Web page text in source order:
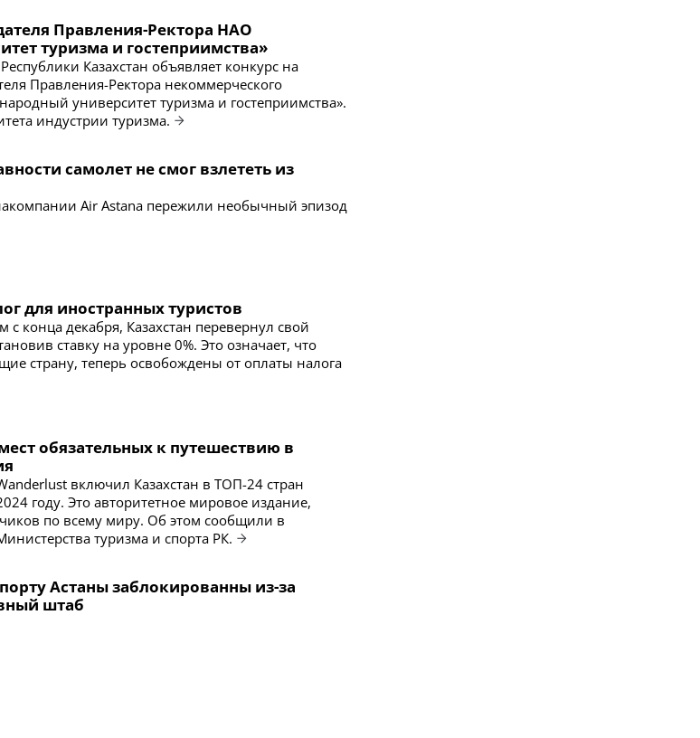
Правления-Ректора НАО
туризма и гостеприимства»
Казахстан объявляет конкурс на
Правления-Ректора некоммерческого
университет туризма и гостеприимства».
индустрии туризма.
самолет не смог взлететь из
Air Astana пережили необычный эпизод
для иностранных туристов
конца декабря, Казахстан перевернул свой
ставку на уровне 0%. Это означает, что
страну, теперь освобождены от оплаты налога
обязательных к путешествию в
включил Казахстан в ТОП-24 стран
году. Это авторитетное мировое издание,
по всему миру. Об этом сообщили в
туризма и спорта РК.
Астаны заблокированны из-за
штаб